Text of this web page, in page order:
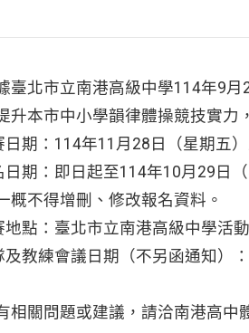
臺北市立南港高級中學114年9
升本市中小學韻律體操競技實力
日期：114年11月28日（星期五
日期：即日起至114年10月29日
概不得增刪、修改報名資料。
地點：臺北市立南港高級中學活
及教練會議日期（不另函通知）
相關問題或建議，請洽南港高中